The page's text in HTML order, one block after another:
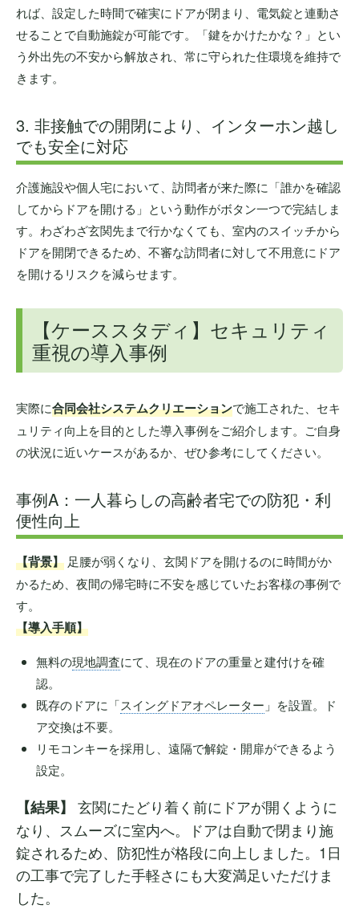
れば、設定した時間で確実にドアが閉まり、電気錠と連動さ
せることで自動施錠が可能です。「鍵をかけたかな？」とい
う外出先の不安から解放され、常に守られた住環境を維持で
きます。
3. 非接触での開閉により、インターホン越し
でも安全に対応
介護施設や個人宅において、訪問者が来た際に「誰かを確認
してからドアを開ける」という動作がボタン一つで完結しま
す。わざわざ玄関先まで行かなくても、室内のスイッチから
ドアを開閉できるため、不審な訪問者に対して不用意にドア
を開けるリスクを減らせます。
【ケーススタディ】セキュリティ
重視の導入事例
実際に合同会社システムクリエーションで施工された、セキ
ュリティ向上を目的とした導入事例をご紹介します。ご自身
の状況に近いケースがあるか、ぜひ参考にしてください。
事例A：一人暮らしの高齢者宅での防犯・利
便性向上
【背景】 足腰が弱くなり、玄関ドアを開けるのに時間がか
かるため、夜間の帰宅時に不安を感じていたお客様の事例で
す。
【導入手順】
無料の現地調査にて、現在のドアの重量と建付けを確
認。
既存のドアに「スイングドアオペレーター 」を設置。ド
ア交換は不要。
リモコンキーを採用し、遠隔で解錠・開扉ができるよう
設定。
【結果】 玄関にたどり着く前にドアが開くように
なり、スムーズに室内へ。ドアは自動で閉まり施
錠されるため、防犯性が格段に向上しました。1日
の工事で完了した手軽さにも大変満足いただけま
した。